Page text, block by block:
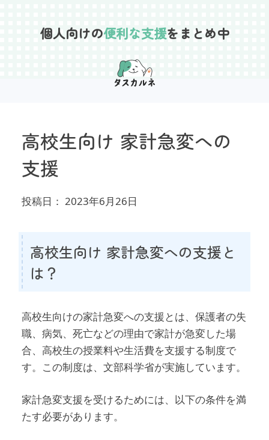
個人向けの便利な支援をまとめ中
高校生向け 家計急変への
支援
投稿日： 2023年6月26日
高校生向け 家計急変への支援と
は？
高校生向けの家計急変への支援とは、保護者の失
職、病気、死亡などの理由で家計が急変した場
合、高校生の授業料や生活費を支援する制度で
す。この制度は、文部科学省が実施しています。
家計急変支援を受けるためには、以下の条件を満
たす必要があります。